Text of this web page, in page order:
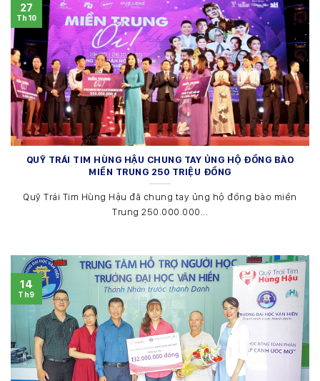
QUỸ TRÁI TIM HÙNG HẬU CHUNG TAY ỦNG HỘ ĐỒNG BÀO
MIỀN TRUNG 250 TRIỆU ĐỒNG
Quỹ Trái Tim Hùng Hậu đã chung tay ủng hộ đồng bào miền
Trung 250.000.000...
27
Th10
14
Th9